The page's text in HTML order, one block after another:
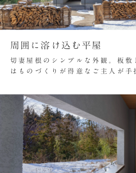
周囲に溶け込む平屋
切妻屋根のシンプルな外観。板敷
はものづくりが得意なご主人が手